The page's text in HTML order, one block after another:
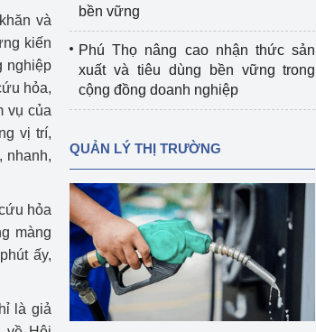
và
kiến
nghiệp
hỏa,
vụ của
vị trí,
nhanh,
hỏa
màng
ấy,
là giả
bền vững
Phú Thọ nâng cao nhận thức sản
xuất và tiêu dùng bền vững trong
cộng đồng doanh nghiệp
QUẢN LÝ THỊ TRƯỜNG